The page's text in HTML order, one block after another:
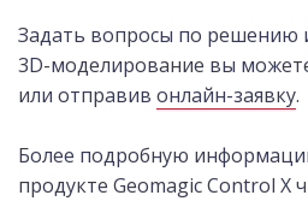
Задать вопросы по решению
3D-моделирование вы
или отправив онлайн-заявку.
Более подробную
продукте Geomagic Control X